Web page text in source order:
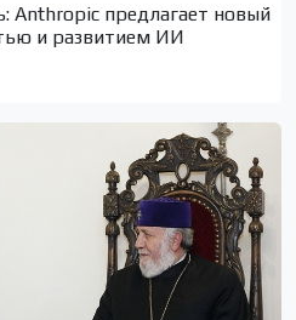
Anthropic предлагает новый
и развитием ИИ